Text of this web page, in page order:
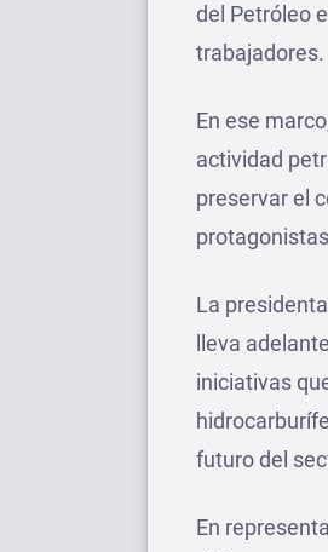
del Petróleo
trabajadores.
En ese
actividad
preservar el
La
lleva
iniciativas
futuro del
En